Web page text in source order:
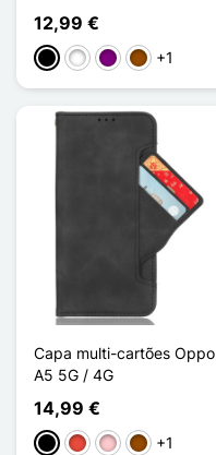
12,99 €
PretoBrancoPúrpuraCastanho
+1
Capa multi-cartões Oppo
A5 5G / 4G
14,99 €
PretoVermelho
RosaCastanho
+1